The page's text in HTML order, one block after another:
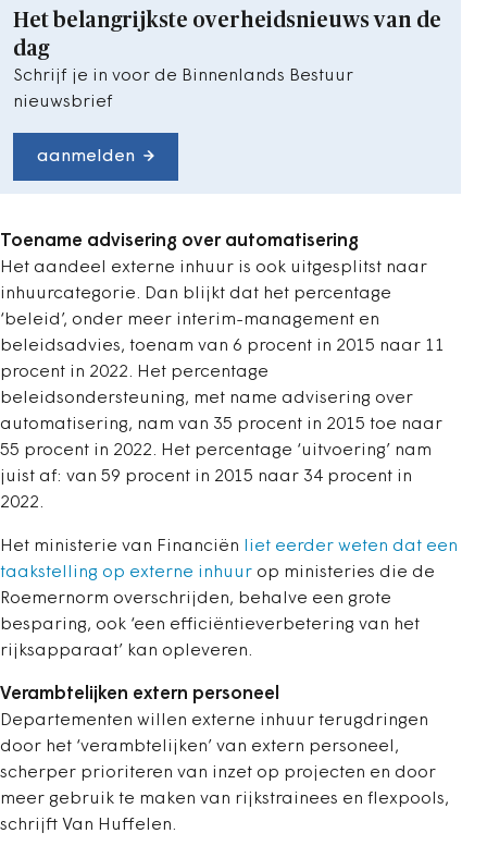
Het belangrijkste overheidsnieuws van de
dag
Schrijf je in voor de Binnenlands Bestuur
nieuwsbrief
aanmelden
Toename advisering over automatisering
Het aandeel externe inhuur is ook uitgesplitst naar
inhuurcategorie. Dan blijkt dat het percentage
‘beleid’, onder meer interim-management en
beleidsadvies, toenam van 6 procent in 2015 naar 11
procent in 2022. Het percentage
beleidsondersteuning, met name advisering over
automatisering, nam van 35 procent in 2015 toe naar
55 procent in 2022. Het percentage ‘uitvoering’ nam
juist af: van 59 procent in 2015 naar 34 procent in
2022.
Het ministerie van Financiën
liet eerder weten dat een
taakstelling op externe inhuur op ministeries die de
Roemernorm overschrijden, behalve een grote
besparing, ook ‘een efficiëntieverbetering van het
rijksapparaat’ kan opleveren.
Verambtelijken extern personeel
Departementen willen externe inhuur terugdringen
door het ‘verambtelijken’ van extern personeel ,
scherper prioriteren van inzet op projecten en door
meer gebruik te maken van rijkstrainees en flexpools,
schrijft Van Huffelen.